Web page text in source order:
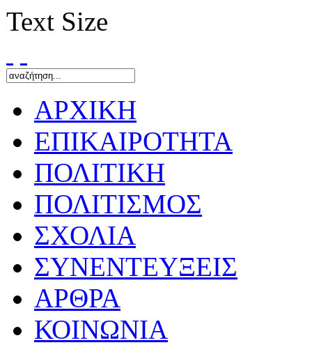
Text Size
ΑΡΧΙΚΗ
ΕΠΙΚΑΙΡΟΤΗΤΑ
ΠΟΛΙΤΙΚΗ
ΠΟΛΙΤΙΣΜΟΣ
ΣΧΟΛΙΑ
ΣΥΝΕΝΤΕΥΞΕΙΣ
ΑΡΘΡΑ
ΚΟΙΝΩΝΙΑ